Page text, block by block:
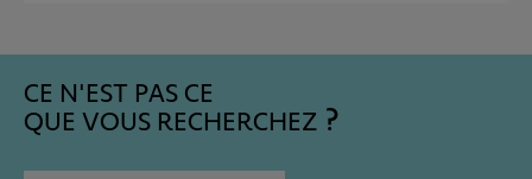
CE N'EST PAS CE
QUE VOUS RECHERCHEZ